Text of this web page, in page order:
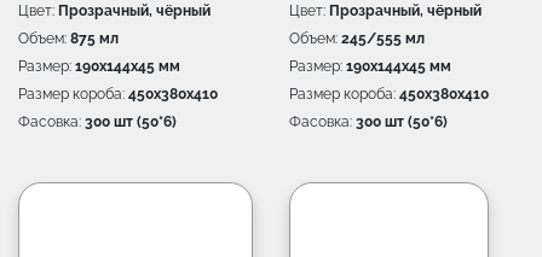
Цвет: Прозрачный, чёрный
Объем: 875 мл
Размер: 190х144х45 мм
Размер короба: 450х380х410
Фасовка: 300 шт (50*6)
Цвет: Прозрачный, чёрный
Объем: 245/555 мл
Размер: 190х144х45 мм
Размер короба: 450х380х410
Фасовка: 300 шт (50*6)